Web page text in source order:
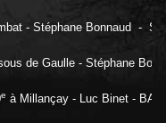
- Stéphane Bonnaud -
de Gaulle - Stéphane
e à Millançay - Luc Binet -